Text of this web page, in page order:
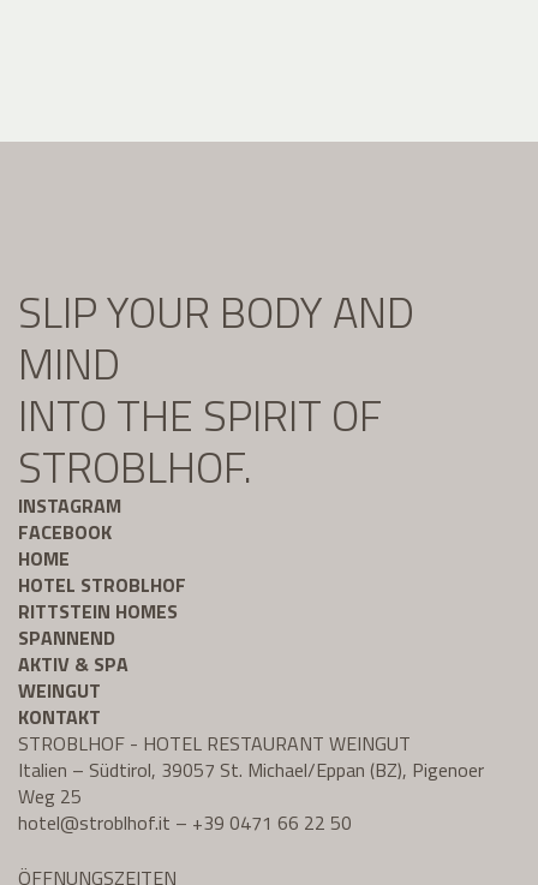
SLIP YOUR BODY AND
MIND
INTO THE SPIRIT OF
STROBLHOF.
INSTAGRAM
FACEBOOK
HOME
HOTEL STROBLHOF
RITTSTEIN HOMES
SPANNEND
AKTIV & SPA
WEINGUT
KONTAKT
STROBLHOF - HOTEL RESTAURANT WEINGUT
Italien – Südtirol, 39057 St. Michael/Eppan (BZ), Pigenoer
Weg 25
hotel@stroblhof.it – +39 0471 66 22 50
ÖFFNUNGSZEITEN